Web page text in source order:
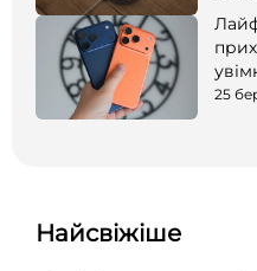
25
Найсвіжіше